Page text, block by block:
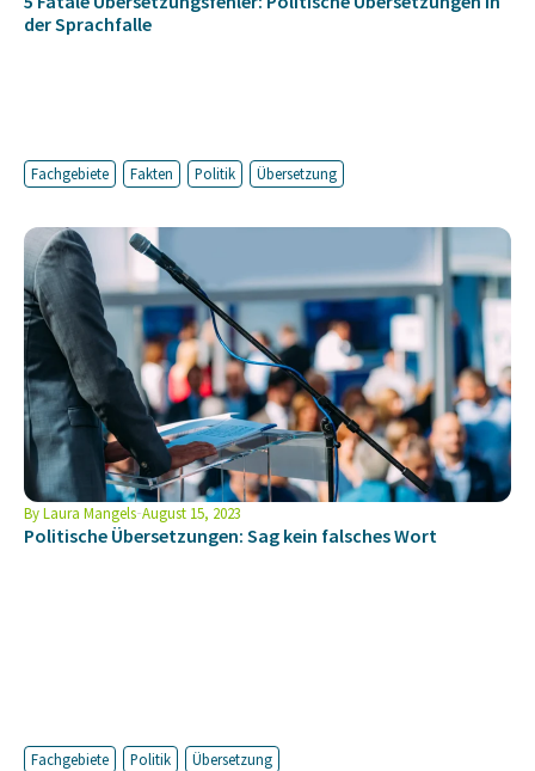
der Sprachfalle
Fachgebiete Fakten Politik Übersetzung
ByLaura Mangels August 15, 2023
Politische Übersetzungen: Sag kein falsches Wort
Fachgebiete Politik Übersetzung